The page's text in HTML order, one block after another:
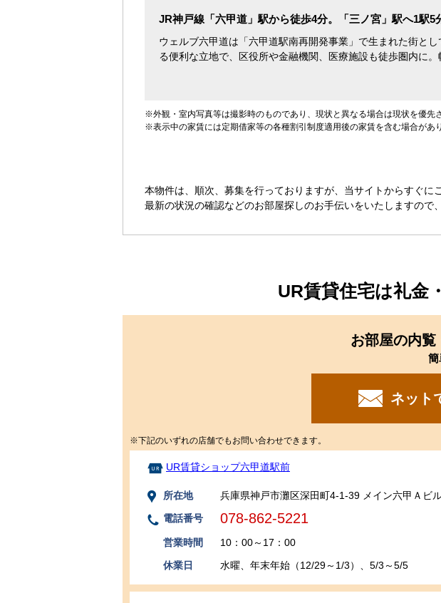
JR神戸線「六甲道」駅から徒歩4分。「三ノ宮」駅へ1駅5
ウェルブ六甲道は「六甲道駅南再開発事業」で生まれた街と
る便利な立地で、区役所や金融機関、医療施設も徒歩圏内に。
※外観・室内写真等は撮影時のものであり、現状と異なる場合は現状を優先
※表示中の家賃には定期借家等の各種割引制度適用後の家賃を含む場合があり
本物件は、順次、募集を行っておりますが、当サイトからすぐに
最新の状況の確認などのお部屋探しのお手伝いをいたしますので
UR賃貸住宅は礼金
お部屋の内
簡
ネット
※下記のいずれの店舗でもお問い合わせできます。
UR賃貸ショップ六甲道駅前
所在地
兵庫県神戸市灘区深田町4-1-39 メイン六甲Ａビ
電話番号
078-862-5221
営業時間
10：00～17：00
休業日
水曜、年末年始（12/29～1/3）、5/3～5/5